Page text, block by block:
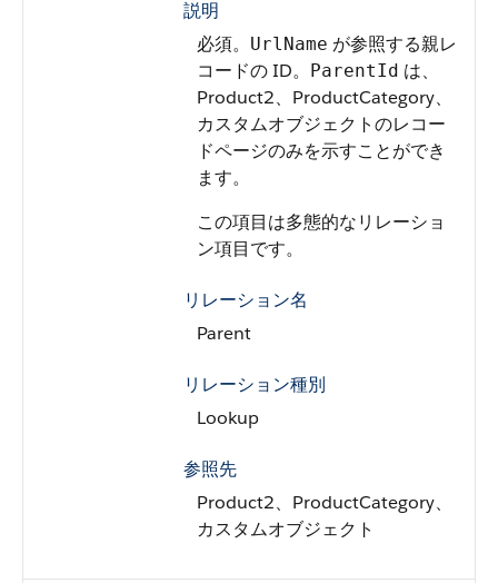
説明
必須。
UrlName が参照する親レ
コードの ID。
ParentId は、
Product2、ProductCategory、
カスタムオブジェクトのレコー
ドページのみを示すことができ
ます。
この項目は多態的なリレーショ
ン項目です。
リレーション名
Parent
リレーション種別
Lookup
参照先
Product2、ProductCategory、
カスタムオブジェクト